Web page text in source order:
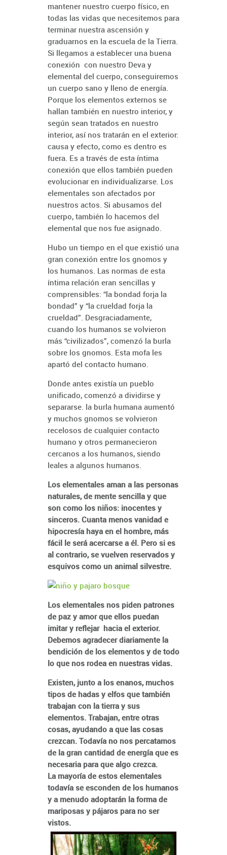
mantener nuestro cuerpo físico, en
todas las vidas que necesitemos para
terminar nuestra ascensión y
graduarnos en la escuela de la Tierra.
Si llegamos a establecer una buena
conexión con nuestro Deva y
elemental del cuerpo, conseguiremos
un cuerpo sano y lleno de energía.
Porque los elementos externos se
hallan también en nuestro interior, y
según sean tratados en nuestro
interior, así nos tratarán en el exterior:
causa y efecto, como es dentro es
fuera. Es a través de esta íntima
conexión que ellos también pueden
evolucionar en individualizarse. Los
elementales son afectados por
nuestros actos. Si abusamos del
cuerpo, también lo hacemos del
elemental que nos fue asignado.
Hubo un tiempo en el que existió una
gran conexión entre los gnomos y
los humanos. Las normas de esta
íntima relación eran sencillas y
comprensibles: “la bondad forja la
bondad” y “la crueldad forja la
crueldad”. Desgraciadamente,
cuando los humanos se volvieron
más “civilizados”, comenzó la burla
sobre los gnomos. Esta mofa les
apartó del contacto humano.
Donde antes existía un pueblo
unificado, comenzó a dividirse y
separarse. la burla humana aumentó
y muchos gnomos se volvieron
recelosos de cualquier contacto
humano y otros permanecieron
cercanos a los humanos, siendo
leales a algunos humanos.
Los elementales aman a las personas
naturales, de mente sencilla y que
son como los niños: inocentes y
sinceros. Cuanta menos vanidad e
hipocresía haya en el hombre, más
fácil le será acercarse a él. Pero si es
al contrario, se vuelven reservados y
esquivos como un animal silvestre.
Los elementales nos piden patrones
de paz y amor que ellos puedan
imitar y reflejar hacia el exterior.
Debemos agradecer diariamente la
bendición de los elementos y de todo
lo que nos rodea en nuestras vidas.
Existen, junto a los enanos, muchos
tipos de hadas y elfos que también
trabajan con la tierra y sus
elementos. Trabajan, entre otras
cosas, ayudando a que las cosas
crezcan. Todavía no nos percatamos
de la gran cantidad de energía que es
necesaria para que algo crezca.
La mayoría de estos elementales
todavía se esconden de los humanos
y a menudo adoptarán la forma de
mariposas y pájaros para no ser
vistos.